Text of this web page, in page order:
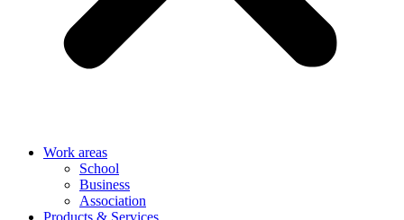
Work areas
School
Business
Association
Products & Services